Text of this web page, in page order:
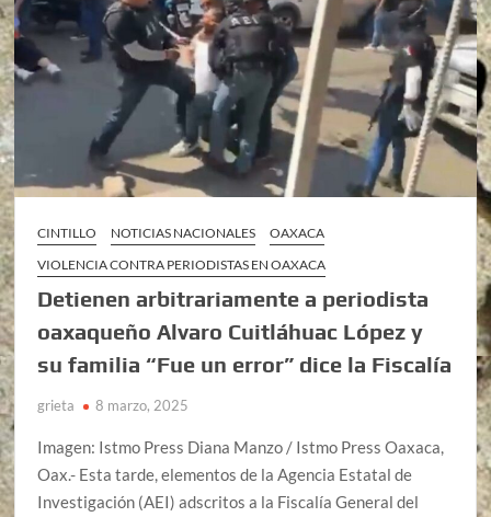
CINTILLO NOTICIAS NACIONALES
OAXACA
VIOLENCIA CONTRA PERIODISTAS EN OAXACA
Detienen arbitrariamente a periodista
oaxaqueño Alvaro Cuitláhuac López y
su familia “Fue un error” dice la Fiscalía
grieta 8 marzo, 2025
Imagen: Istmo Press Diana Manzo / Istmo Press Oaxaca,
Oax.- Esta tarde, elementos de la Agencia Estatal de
Investigación (AEI) adscritos a la Fiscalía General del